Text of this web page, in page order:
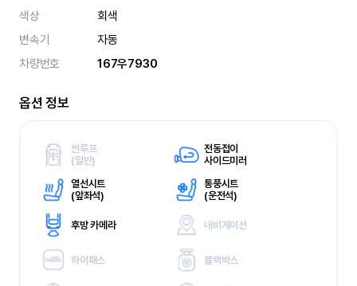
색상
회색
변속기
자동
차량번호
167우7930
옵션 정보
썬루프
(일반)
전동접이
사이드미러
열선시트
(앞좌석)
통풍시트
(운전석)
후방 카메라 내비게이션
하이패스 블랙박스